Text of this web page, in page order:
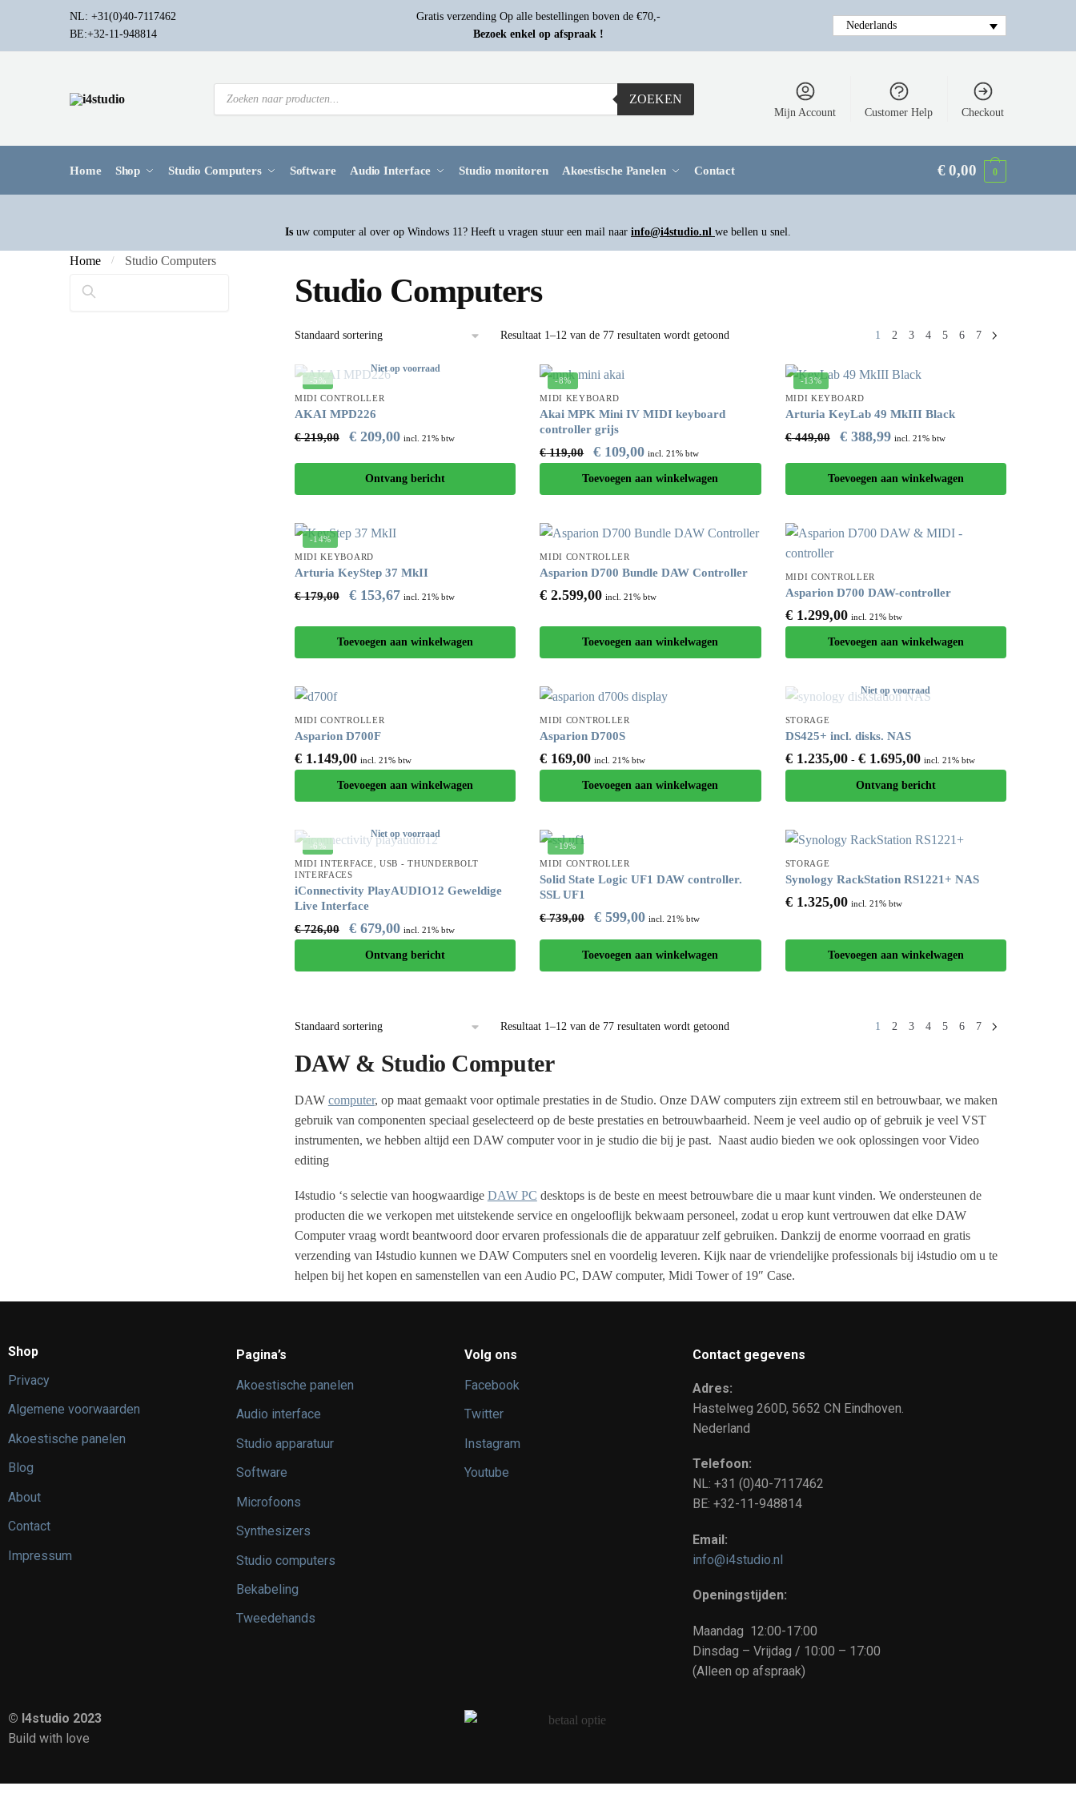
NL: +31(0)40-7117462
BE:+32-11-948814
Gratis verzending Op alle bestellingen boven de €70,-
Bezoek enkel op afspraak !
Nederlands
ZOEKEN
Mijn Account Customer Help Checkout
Home Shop Studio Computers Software Audio Interface Studio monitoren Akoestische Panelen Contact €0,00 0
Is uw computer al over op Windows 11? Heeft u vragen stuur een mail naar info@i4studio.nl we bellen u snel.
Home / Studio Computers
Studio Computers
Resultaat 1–12 van de 77 resultaten wordt getoond 1 2 3 4 5 6 7
-5%
Niet op voorraad
MIDI CONTROLLER
AKAI MPD226
€219,00 €209,00 incl. 21% btw
Ontvang bericht
-8%
MIDI KEYBOARD
Akai MPK Mini IV MIDI keyboard
controller grijs
€119,00 € 109,00 incl. 21% btw
Toevoegen aan winkelwagen
-13%
MIDI KEYBOARD
Arturia KeyLab 49 MkIII Black
€449,00 €388,99 incl. 21% btw
Toevoegen aan winkelwagen
-14%
MIDI KEYBOARD
Arturia KeyStep 37 MkII
€179,00 €153,67 incl. 21% btw
Toevoegen aan winkelwagen
MIDI CONTROLLER
Asparion D700 Bundle DAW Controller
€ 2.599,00 incl. 21% btw
Toevoegen aan winkelwagen
MIDI CONTROLLER
Asparion D700 DAW-controller
€1.299,00 incl. 21% btw
Toevoegen aan winkelwagen
MIDI CONTROLLER
Asparion D700F
€1.149,00 incl. 21% btw
Toevoegen aan winkelwagen
MIDI CONTROLLER
Asparion D700S
€ 169,00 incl. 21% btw
Toevoegen aan winkelwagen
Niet op voorraad
STORAGE
DS425+ incl. disks. NAS
€1.235,00 - €1.695,00 incl. 21% btw
Ontvang bericht
-6%
Niet op voorraad
MIDI INTERFACE ,USB - THUNDERBOLT
INTERFACES
iConnectivity PlayAUDIO12 Geweldige
Live Interface
€726,00 €679,00 incl. 21% btw
Ontvang bericht
-19%
MIDI CONTROLLER
Solid State Logic UF1 DAW controller.
SSL UF1
€739,00 € 599,00 incl. 21% btw
Toevoegen aan winkelwagen
STORAGE
Synology RackStation RS1221+ NAS
€1.325,00 incl. 21% btw
Toevoegen aan winkelwagen
Resultaat 1–12 van de 77 resultaten wordt getoond 1 2 3 4 5 6 7
DAW & Studio Computer
DAW computer, op maat gemaakt voor optimale prestaties in de Studio. Onze DAW computers zijn extreem stil en betrouwbaar, we maken
gebruik van componenten speciaal geselecteerd op de beste prestaties en betrouwbaarheid. Neem je veel audio op of gebruik je veel VST
instrumenten, we hebben altijd een DAW computer voor in je studio die bij je past. Naast audio bieden we ook oplossingen voor Video
editing
I4studio ‘s selectie van hoogwaardige DAW PC desktops is de beste en meest betrouwbare die u maar kunt vinden. We ondersteunen de
producten die we verkopen met uitstekende service en ongelooflijk bekwaam personeel, zodat u erop kunt vertrouwen dat elke DAW
Computer vraag wordt beantwoord door ervaren professionals die de apparatuur zelf gebruiken. Dankzij de enorme voorraad en gratis
verzending van I4studio kunnen we DAW Computers snel en voordelig leveren. Kijk naar de vriendelijke professionals bij i4studio om u te
helpen bij het kopen en samenstellen van een Audio PC, DAW computer, Midi Tower of 19″ Case.
Zoeken
Shop
Privacy
Algemene voorwaarden
Akoestische panelen
Blog
About
Contact
Impressum
Pagina’s
Akoestische panelen
Audio interface
Studio apparatuur
Software
Microfoons
Synthesizers
Studio computers
Bekabeling
Tweedehands
Volg ons
Facebook
Twitter
Instagram
Youtube
Contact gegevens
Adres:
Hastelweg 260D, 5652 CN Eindhoven.
Nederland
Telefoon:
NL: +31 (0)40-7117462
BE: +32-11-948814
Email:
info@i4studio.nl
Openingstijden:
Maandag 12:00-17:00
Dinsdag – Vrijdag / 10:00 – 17:00
(Alleen op afspraak)
© I4studio 2023
Build with love